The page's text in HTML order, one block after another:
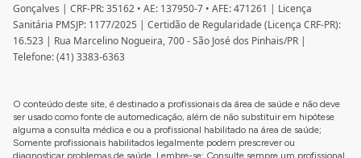
mudanças alimentares e comportamentais.
Compulsão por doce: como tratar de forma
estratégica
Quando surge a dúvida compulsão por doce como
principais. O primeiro é a avaliação profissional
completa, que pode incluir exames laboratoriais para
investigar alterações metabólicas e hormonais.
Gonçalves | CRF-PR: 35162 • AE: 137950-7 • AFE: 471261 | Licença
Sanitária PMSJP: 1177/2025 | Certidão de Regularidade (Licença CRF-PR):
16.523 | Rua Marcelino Nogueira, 700 - São José dos Pinhais/PR |
Telefone: (41) 3383-6363
O conteúdo deste site, é destinado a profissionais da área de saúde e não deve
ser usado como fonte de automedicação, além de não substituir em hipótese
alguma a consulta médica e ou a profissional habilitado na área de saúde;
Somente profissionais habilitados legalmente podem prescrever ou
diagnosticar problemas de saúde. Lembre-se: Consulte sempre um profissional